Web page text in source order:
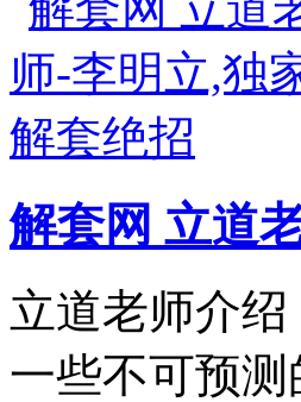
解套网 立道
立道老师介
一些不可预